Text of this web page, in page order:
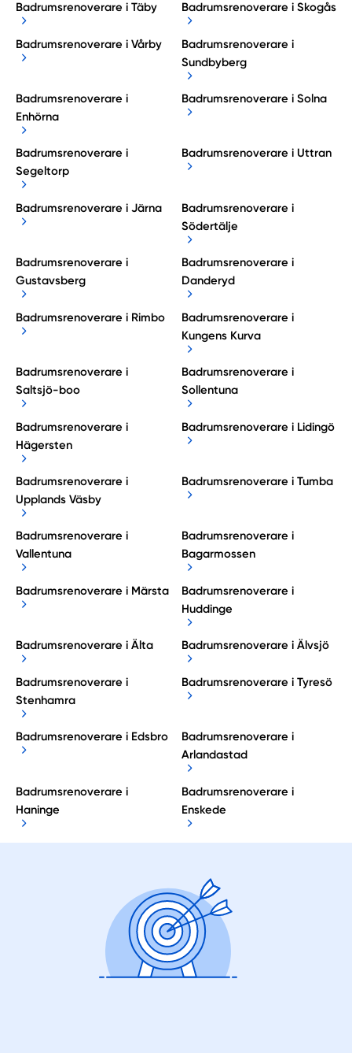
Badrumsrenoverare i Täby Badrumsrenoverare i Skogås
Badrumsrenoverare i Vårby
Badrumsrenoverare i
Sundbyberg
Badrumsrenoverare i
Enhörna
Badrumsrenoverare i Solna
Badrumsrenoverare i
Segeltorp
Badrumsrenoverare i Uttran
Badrumsrenoverare i Järna
Badrumsrenoverare i
Södertälje
Badrumsrenoverare i
Gustavsberg
Badrumsrenoverare i
Danderyd
Badrumsrenoverare i Rimbo
Badrumsrenoverare i
Kungens Kurva
Badrumsrenoverare i
Saltsjö-boo
Badrumsrenoverare i
Sollentuna
Badrumsrenoverare i
Hägersten
Badrumsrenoverare i Lidingö
Badrumsrenoverare i
Upplands Väsby
Badrumsrenoverare i Tumba
Badrumsrenoverare i
Vallentuna
Badrumsrenoverare i
Bagarmossen
Badrumsrenoverare i Märsta
Badrumsrenoverare i
Huddinge
Badrumsrenoverare i Älta Badrumsrenoverare i Älvsjö
Badrumsrenoverare i
Stenhamra
Badrumsrenoverare i Tyresö
Badrumsrenoverare i Edsbro
Badrumsrenoverare i
Arlandastad
Badrumsrenoverare i
Haninge
Badrumsrenoverare i
Enskede